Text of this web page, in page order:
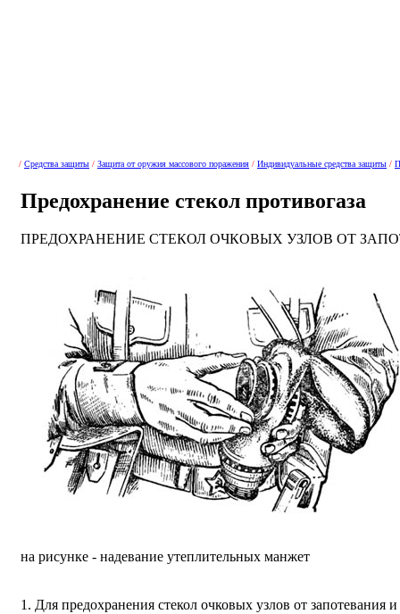
/ Средства защиты / Защита от оружия массового поражения / Индивидуальные средства защиты /
Предохранение стекол противогаза
ПРЕДОХРАНЕНИЕ СТЕКОЛ ОЧКОВЫХ УЗЛОВ ОТ
на рисунке - надевание утеплительных манжет
1. Для предохранения стекол очковых узлов от